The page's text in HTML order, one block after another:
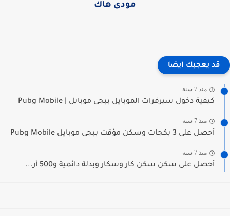
مودى هاك
قد يعجبك ايضا
منذ 7 سنة
كيفية دخول سيرفرات الموبايل ببجى موبايل | Pubg Mobile
منذ 7 سنة
أحصل على 3 بكجات وسكن مؤقت ببجى موبايل Pubg Mobile
منذ 7 سنة
أحصل على سكن سكن كار وسكار وبدلة دائمية و500 أر...